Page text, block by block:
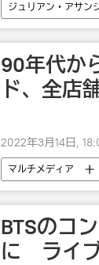
ジュリアン・アサン
90年代か
ド、全店
2022年3月14日,
マルチメディア
BTSのコ
に ライ